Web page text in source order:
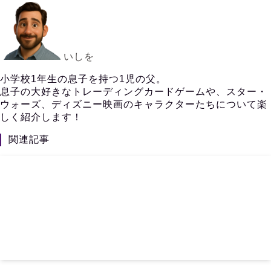
いしを
小学校1年生の息子を持つ1児の父。
息子の大好きなトレーディングカードゲームや、スター・
ウォーズ、ディズニー映画のキャラクターたちについて楽
しく紹介します！
関連記事